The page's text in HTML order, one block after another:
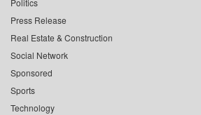
Politics
Press Release
Real Estate & Construction
Social Network
Sponsored
Sports
Technology